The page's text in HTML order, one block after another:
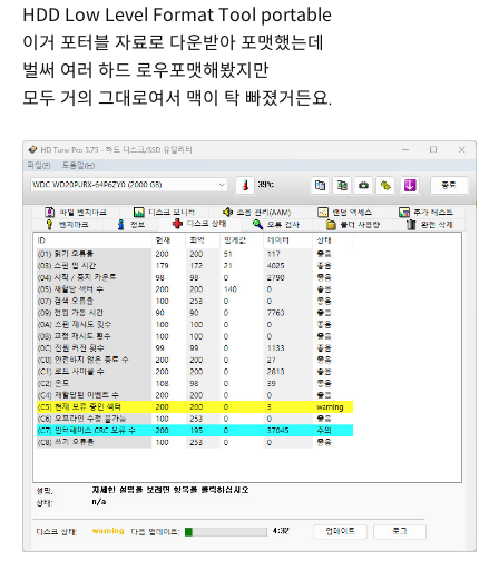
HDD Low Level Format Tool portable
이거 포터블 자료로 다운받아 포맷했는데
벌써 여러 하드 로우포맷해봤지만
모두 거의 그대로여서 맥이 탁 빠졌거든요.